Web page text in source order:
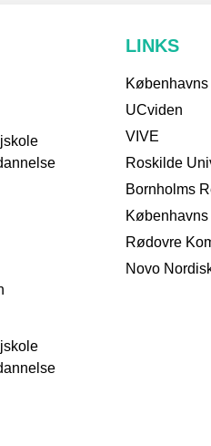
LINKS
UCviden
VIVE
Roskilde
Bornholms
Rødovre
Novo